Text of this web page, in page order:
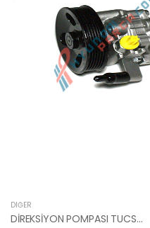
DIĞER
DİREKSİYON POMPASI TUCSON/SPORTAGE 04-10 57100-2E300-KORE